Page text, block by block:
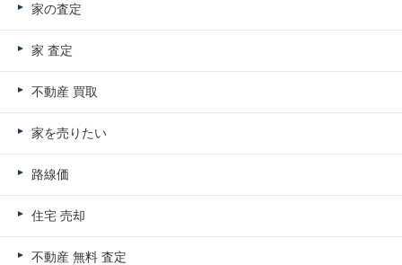
家の査定
家 査定
不動産 買取
家を売りたい
路線価
住宅 売却
不動産 無料 査定